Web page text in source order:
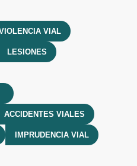
VIAL
LESIONES
ACCIDENTES VIALES
IMPRUDENCIA VIAL